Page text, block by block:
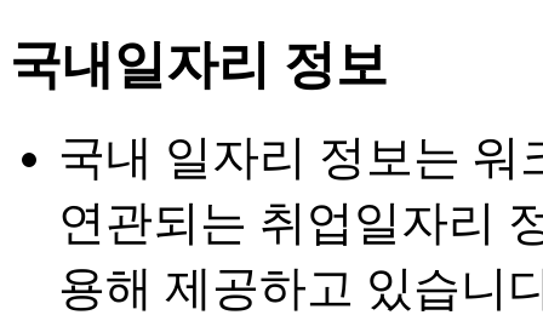
국내일자리 정보
국내 일자리 정보는 워
연관되는 취업일자리
용해 제공하고 있습니